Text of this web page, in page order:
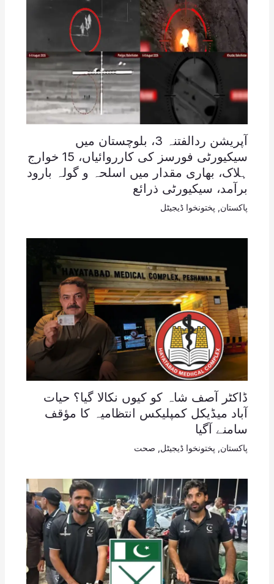
آپریشن ردالفتنہ 3، بلوچستان میں
سیکیورٹی فورسز کی کارروائیاں، 15 خوارج
ہلاک، بھاری مقدار میں اسلحہ و گولہ بارود
برآمد، سیکیورٹی ذرائع
پاکستان پختونخوا ڈیجیٹل
ڈاکٹر آصف شاہ کو کیوں نکالا گیا؟ حیات
آباد میڈیکل کمپلیکس انتظامیہ کا مؤقف
سامنے آگیا
پاکستان پختونخوا ڈیجیٹل صحت